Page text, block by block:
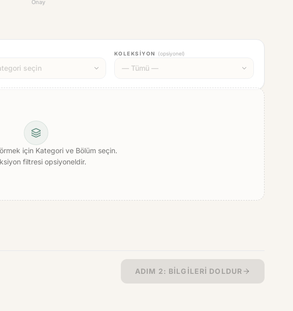
Onay
KOLEKSIYON (opsiyonel)
için Kategori ve Bölüm seçin.
filtresi opsiyoneldir.
ADIM 2: BILGILERI DOLDUR